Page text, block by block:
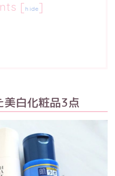
[ hide]
美白化粧品3点